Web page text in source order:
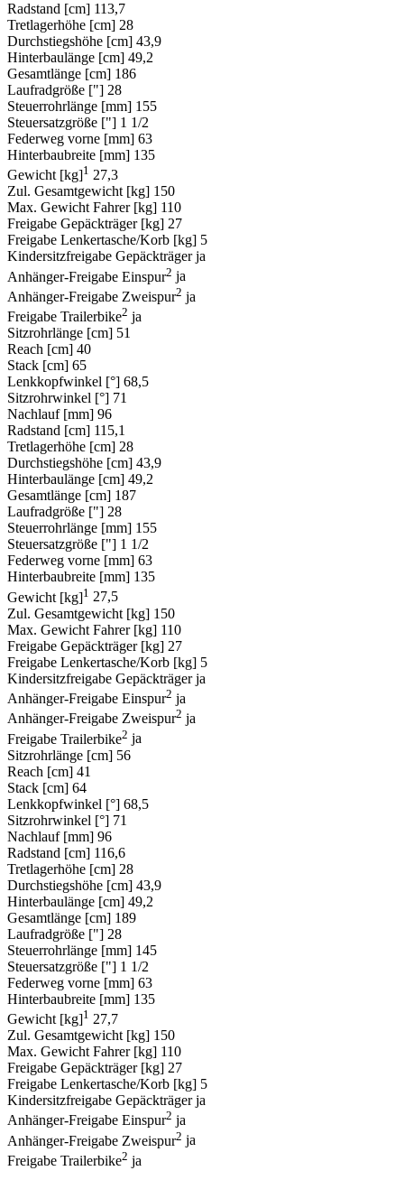
Radstand [cm] 113,7
Tretlagerhöhe [cm] 28
Durchstiegshöhe [cm] 43,9
Hinterbaulänge [cm] 49,2
Gesamtlänge [cm] 186
Laufradgröße ["] 28
Steuerrohrlänge [mm] 155
Steuersatzgröße ["] 1 1/2
Federweg vorne [mm] 63
Hinterbaubreite [mm] 135
Gewicht [kg]1 27,3
Zul. Gesamtgewicht [kg] 150
Max. Gewicht Fahrer [kg] 110
Freigabe Gepäckträger [kg] 27
Freigabe Lenkertasche/Korb [kg] 5
Kindersitzfreigabe Gepäckträger ja
Anhänger-Freigabe Einspur2 ja
Anhänger-Freigabe Zweispur2 ja
Freigabe Trailerbike2 ja
Sitzrohrlänge [cm] 51
Reach [cm] 40
Stack [cm] 65
Lenkkopfwinkel [°] 68,5
Sitzrohrwinkel [°] 71
Nachlauf [mm] 96
Radstand [cm] 115,1
Tretlagerhöhe [cm] 28
Durchstiegshöhe [cm] 43,9
Hinterbaulänge [cm] 49,2
Gesamtlänge [cm] 187
Laufradgröße ["] 28
Steuerrohrlänge [mm] 155
Steuersatzgröße ["] 1 1/2
Federweg vorne [mm] 63
Hinterbaubreite [mm] 135
Gewicht [kg]1 27,5
Zul. Gesamtgewicht [kg] 150
Max. Gewicht Fahrer [kg] 110
Freigabe Gepäckträger [kg] 27
Freigabe Lenkertasche/Korb [kg] 5
Kindersitzfreigabe Gepäckträger ja
Anhänger-Freigabe Einspur2 ja
Anhänger-Freigabe Zweispur2 ja
Freigabe Trailerbike2 ja
Sitzrohrlänge [cm] 56
Reach [cm] 41
Stack [cm] 64
Lenkkopfwinkel [°] 68,5
Sitzrohrwinkel [°] 71
Nachlauf [mm] 96
Radstand [cm] 116,6
Tretlagerhöhe [cm] 28
Durchstiegshöhe [cm] 43,9
Hinterbaulänge [cm] 49,2
Gesamtlänge [cm] 189
Laufradgröße ["] 28
Steuerrohrlänge [mm] 145
Steuersatzgröße ["] 1 1/2
Federweg vorne [mm] 63
Hinterbaubreite [mm] 135
Gewicht [kg]1 27,7
Zul. Gesamtgewicht [kg] 150
Max. Gewicht Fahrer [kg] 110
Freigabe Gepäckträger [kg] 27
Freigabe Lenkertasche/Korb [kg] 5
Kindersitzfreigabe Gepäckträger ja
Anhänger-Freigabe Einspur2 ja
Anhänger-Freigabe Zweispur2 ja
Freigabe Trailerbike2 ja